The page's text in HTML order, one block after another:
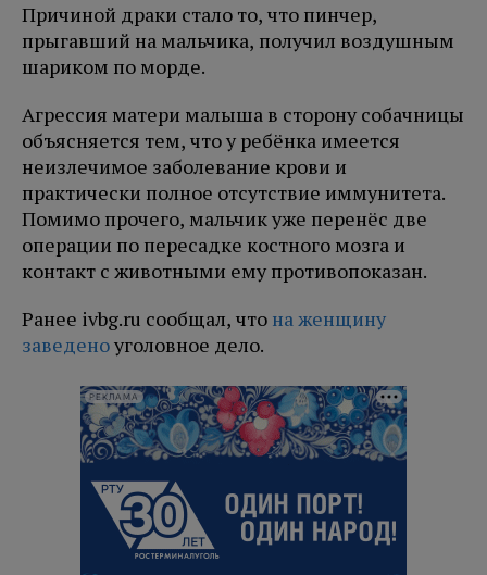
Причиной драки стало то, что пинчер,
прыгавший на мальчика, получил воздушным
шариком по морде.
Агрессия матери малыша в сторону собачницы
объясняется тем, что у ребёнка имеется
неизлечимое заболевание крови и
практически полное отсутствие иммунитета.
Помимо прочего, мальчик уже перенёс две
операции по пересадке костного мозга и
контакт с животными ему противопоказан.
Ранее ivbg.ru сообщал, что на женщину
заведеноуголовное дело.
РЕКЛАМА